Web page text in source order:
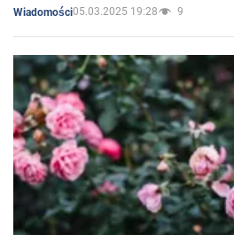
Wiadomości05.03.2025 19:28 9